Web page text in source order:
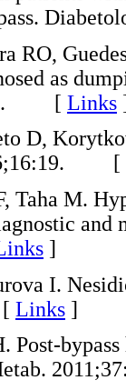
RO,
as
3. [ Links
D,
[
Taha M.
and
]
I.
Links ]
Post-